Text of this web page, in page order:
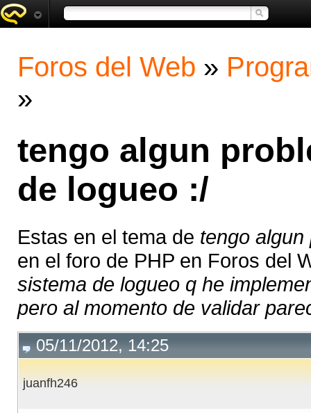
Foros del Web »
»
tengo algun
de logueo :/
Estas en el tema de tengo
en el foro de PHP en Foros del
sistema de logueo q he
pero al momento de validar
05/11/2012, 14:25
juanfh246